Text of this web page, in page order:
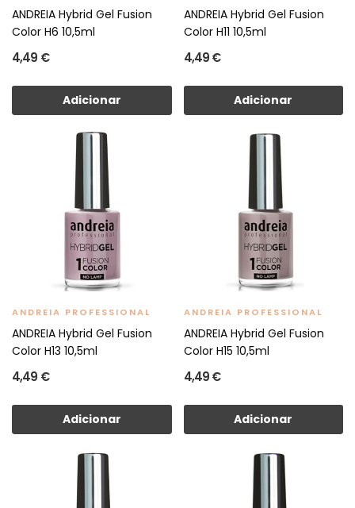
ANDREIA Hybrid Gel Fusion
Color H6 10,5ml
4,49 €
Adicionar
ANDREIA Hybrid Gel Fusion
Color H11 10,5ml
4,49 €
Adicionar
ANDREIA PROFESSIONAL
ANDREIA Hybrid Gel Fusion
Color H13 10,5ml
4,49 €
Adicionar
ANDREIA PROFESSIONAL
ANDREIA Hybrid Gel Fusion
Color H15 10,5ml
4,49 €
Adicionar